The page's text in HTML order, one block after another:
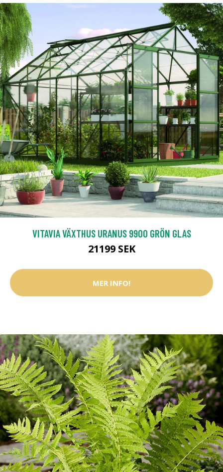
VITAVIA VÄXTHUS URANUS 9900 GRÖN GLAS
21199 SEK
MER INFO!